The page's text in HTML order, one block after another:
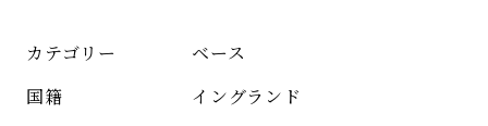
カテゴリー ベース
国籍 イングランド